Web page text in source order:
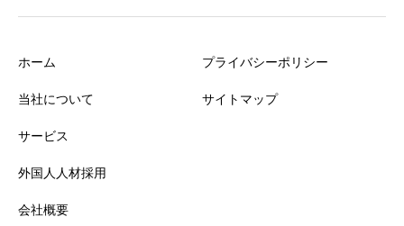
ホーム
当社について
サービス
外国人人材採用
会社概要
プライバシーポリシー
サイトマップ